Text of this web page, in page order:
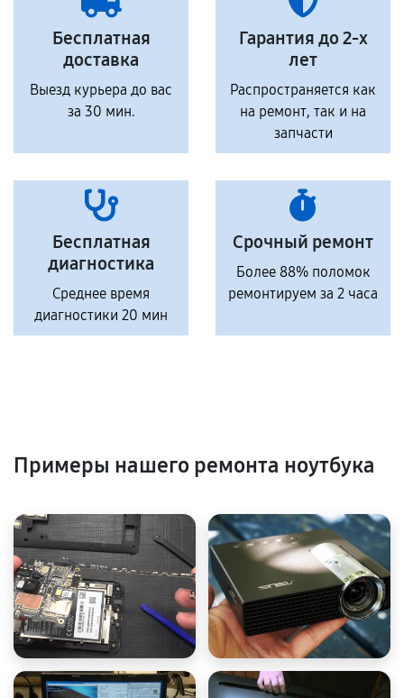
Бесплатная
доставка
Выезд курьера до вас
за 30 мин.
Гарантия до 2-х
лет
Распространяется как
на ремонт, так и на
запчасти
Бесплатная
диагностика
Среднее время
диагностики 20 мин
Срочный ремонт
Более 88% поломок
ремонтируем за 2 часа
Примеры нашего ремонта ноутбука